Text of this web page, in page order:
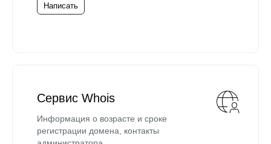
Написать
Сервис Whois
Информация о возрасте и сроке
регистрации домена, контакты